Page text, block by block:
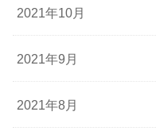
2021年10月
2021年9月
2021年8月